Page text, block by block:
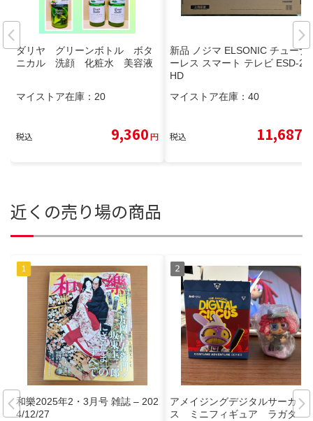
ダリヤ グリーンボトル ボタ
ニカル 洗顔 化粧水 美容液
マイストア在庫： 20
税込 9,360円
新品 ノジマ ELSONIC チューナ
ーレス スマート テレビ ESD-24
HD
マイストア在庫： 40
税込 11,687
近くの売り場の商品
和樂2025年2・3月号 雑誌 – 202
4/12/27
アメイジングデジタルサーカ
ス ミニフィギュア ラガタ